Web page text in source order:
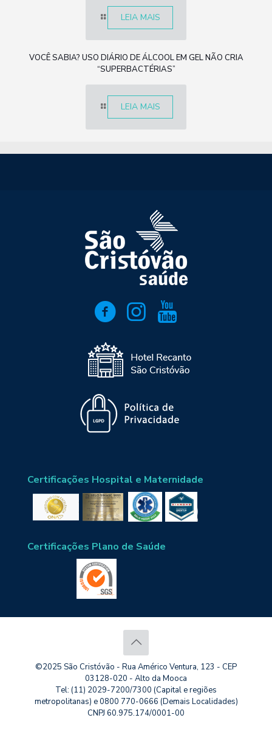
LEIA MAIS
VOCÊ SABIA? USO DIÁRIO DE ÁLCOOL EM GEL NÃO CRIA
“SUPERBACTÉRIAS”
LEIA MAIS
Certificações Hospital e Maternidade
Certificações Plano de Saúde
©2025 São Cristóvão - Rua Américo Ventura, 123 - CEP
03128-020 - Alto da Mooca
Tel: (11) 2029-7200/7300 (Capital e regiões
metropolitanas) e 0800 770-0666 (Demais Localidades)
CNPJ 60.975.174/0001-00